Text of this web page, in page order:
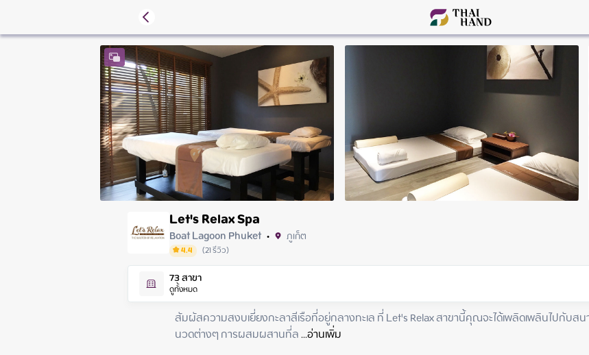
Let's Relax Spa
Boat Lagoon Phuket • ภูเก็ต
4.4 (21รีวิว)
Thursday
Friday
Saturday
Sunday
Monday
Tuesday
73สาขา
ดูทั้งหมด
สัมผัสความสงบเยี่ยงกะลาสีเรือที่อยู่กลางทะเล ที่ Let's Relax สาขานี้คุณจะได้เพลิดเพลินไปกับ
นวดต่างๆ การผสมผสานที่ล ...อ่านเพิ่ม